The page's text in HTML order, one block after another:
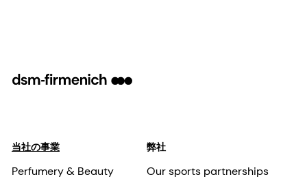
当社の事業
Perfumery & Beauty
弊社
Our sports partnerships